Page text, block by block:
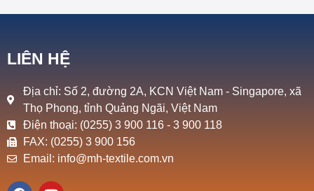
LIÊN HỆ
Địa chỉ: Số 2, đường 2A, KCN Việt Nam - Singapore, xã
Thọ Phong, tỉnh Quảng Ngãi, Việt Nam
Điện thoại: (0255) 3 900 116 - 3 900 118
FAX: (0255) 3 900 156
Email: info@mh-textile.com.vn
F Y